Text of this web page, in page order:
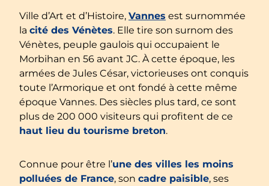
Ville d’Art et d’Histoire, Vannes est surnommée
la cité des Vénètes. Elle tire son surnom des
Vénètes, peuple gaulois qui occupaient le
Morbihan en 56 avant JC. À cette époque, les
armées de Jules César, victorieuses ont conquis
toute l’Armorique et ont fondé à cette même
époque Vannes. Des siècles plus tard, ce sont
plus de 200 000 visiteurs qui profitent de ce
haut lieu du tourisme breton.
Connue pour être l’une des villes les moins
polluées de France, son cadre paisible, ses